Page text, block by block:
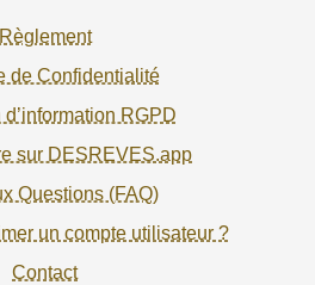
Règlement
de Confidentialité
RGPD
sur DESREVES.app
Questions (FAQ)
un compte utilisateur ?
Contact